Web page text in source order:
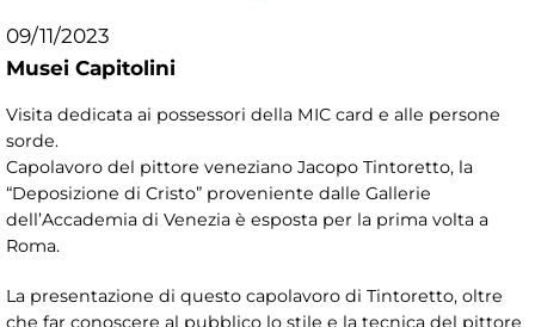
09/11/2023
Musei Capitolini
Visita dedicata ai possessori della MIC card e alle persone
sorde.
Capolavoro del pittore veneziano Jacopo Tintoretto, la
“Deposizione di Cristo” proveniente dalle Gallerie
dell’Accademia di Venezia è esposta per la prima volta a
Roma.
La presentazione di questo capolavoro di Tintoretto, oltre
che far conoscere al pubblico lo stile e la tecnica del pittore